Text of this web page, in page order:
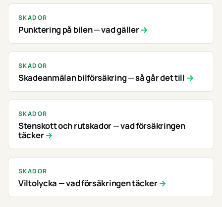
SKADOR
Punktering på bilen — vad gäller
SKADOR
Skadeanmälan bilförsäkring — så går det till
SKADOR
Stenskott och rutskador — vad försäkringen
täcker
SKADOR
Viltolycka — vad försäkringen täcker